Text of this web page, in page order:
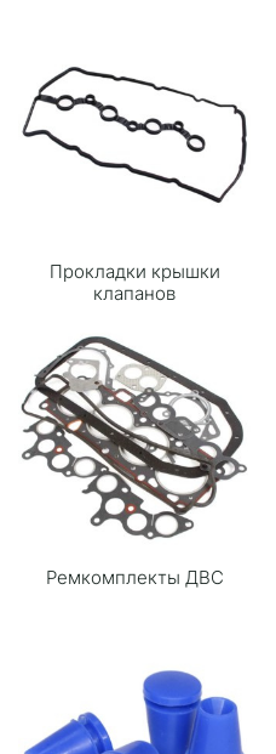
Прокладки крышки
клапанов
Ремкомплекты ДВС